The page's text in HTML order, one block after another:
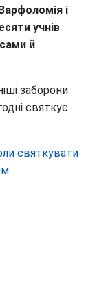
і
учнів
й
заборони
святкує
святкувати